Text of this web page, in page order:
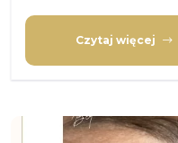
Czytaj więcej